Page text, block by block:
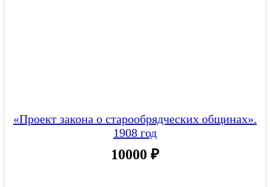
«Проект закона о старообрядческих общинах».
1908 год
10000 ₽